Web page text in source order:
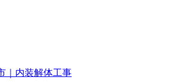
｜内装解体工事